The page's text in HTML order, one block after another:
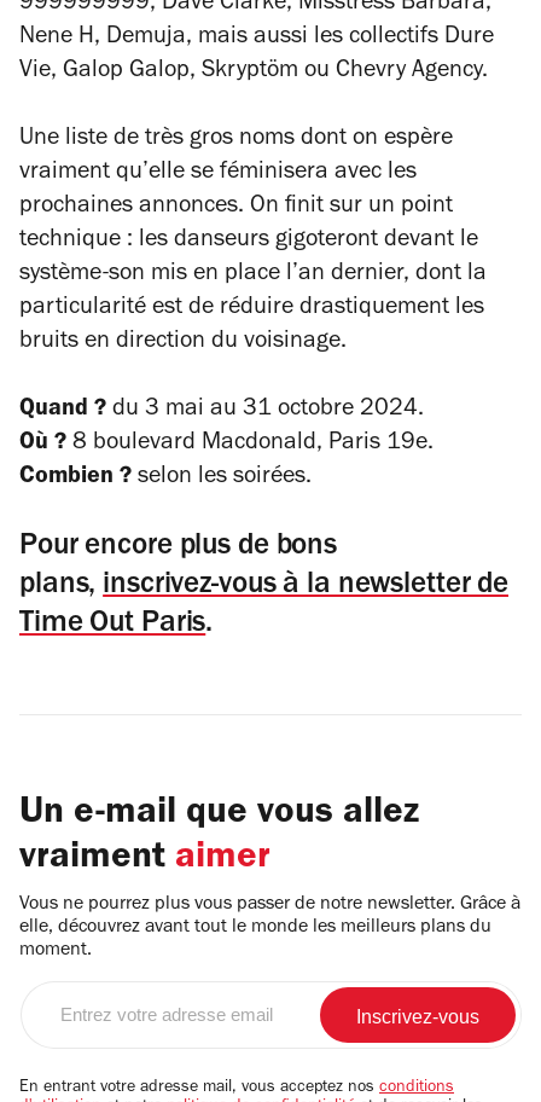
999999999, Dave Clarke, Misstress Barbara,
Nene H, Demuja, mais aussi les collectifs Dure
Vie, Galop Galop, Skryptöm ou Chevry Agency.
Une liste de très gros noms dont on espère
vraiment qu’elle se féminisera avec les
prochaines annonces. On finit sur un point
technique : les danseurs gigoteront devant le
système-son mis en place l’an dernier, dont la
particularité est de réduire drastiquement les
bruits en direction du voisinage.
Quand ? du 3 mai au 31 octobre 2024.
Où ? 8 boulevard Macdonald, Paris 19e.
Combien ? selon les soirées.
Pour encore plus de bons
plans, inscrivez-vous à la newsletter de
Time Out Paris.
Un e-mail que vous allez
vraiment aimer
Vous ne pourrez plus vous passer de notre newsletter. Grâce à
elle, découvrez avant tout le monde les meilleurs plans du
moment.
email
En entrant votre adresse mail, vous acceptez nos conditions